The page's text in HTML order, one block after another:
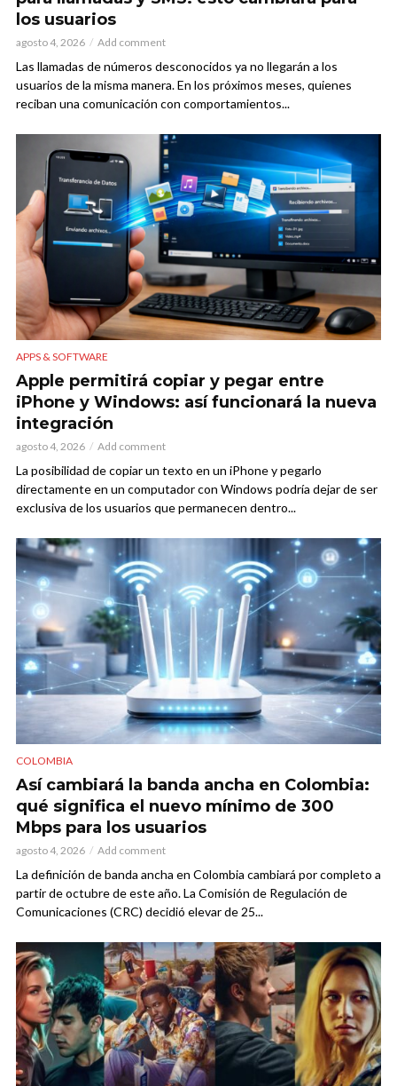
los usuarios
agosto 4, 2026 Add comment
Las llamadas de números desconocidos ya no llegarán a los
usuarios de la misma manera. En los próximos meses, quienes
reciban una comunicación con comportamientos...
APPS & SOFTWARE
Apple permitirá copiar y pegar entre
iPhone y Windows: así funcionará la nueva
integración
agosto 4, 2026 Add comment
La posibilidad de copiar un texto en un iPhone y pegarlo
directamente en un computador con Windows podría dejar de ser
exclusiva de los usuarios que permanecen dentro...
COLOMBIA
Así cambiará la banda ancha en Colombia:
qué significa el nuevo mínimo de 300
Mbps para los usuarios
agosto 4, 2026 Add comment
La definición de banda ancha en Colombia cambiará por completo a
partir de octubre de este año. La Comisión de Regulación de
Comunicaciones (CRC) decidió elevar de 25...